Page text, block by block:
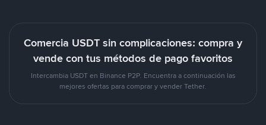
Comercia USDT sin complicaciones: compra y
vende con tus métodos de pago favoritos
Intercambia USDT en Binance P2P. Encuentra a continuación las
mejores ofertas para comprar y vender Tether.